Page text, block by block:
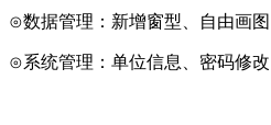
⊙数据管理：新增窗型、自由画
⊙系统管理：单位信息、密码修